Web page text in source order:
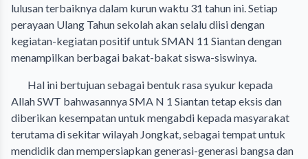
lulusan terbaiknya dalam kurun waktu 31 tahun ini. Setiap
perayaan Ulang Tahun sekolah akan selalu diisi dengan
kegiatan-kegiatan positif untuk SMAN 11 Siantan dengan
menampilkan berbagai bakat-bakat siswa-siswinya.
Hal ini bertujuan sebagai bentuk rasa syukur kepada
Allah SWT bahwasannya SMA N 1 Siantan tetap eksis dan
diberikan kesempatan untuk mengabdi kepada masyarakat
terutama di sekitar wilayah Jongkat, sebagai tempat untuk
mendidik dan mempersiapkan generasi-generasi bangsa dan